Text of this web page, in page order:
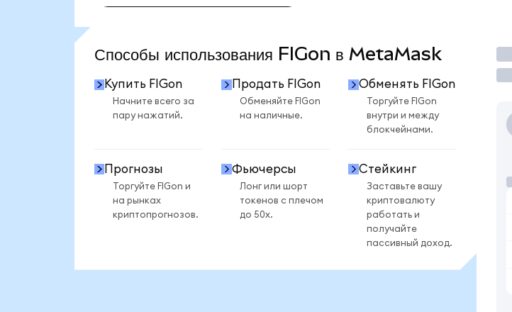
Способы использования FIGon в MetaMask
Купить FIGon
Начните всего за
пару нажатий.
Продать FIGon
Обменяйте FIGon
на наличные.
Обменять FIGon
Торгуйте FIGon
внутри и между
блокчейнами.
Прогнозы
Торгуйте FIGon и
на рынках
криптопрогнозов.
Фьючерсы
Лонг или шорт
токенов с плечом
до 50x.
Стейкинг
Заставьте вашу
криптовалюту
работать и
получайте
пассивный доход.